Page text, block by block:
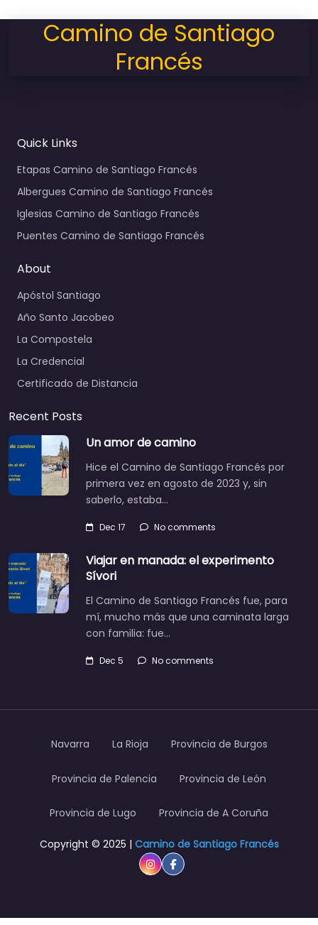
Camino de Santiago
Francés
Quick Links
Etapas Camino de Santiago Francés
Albergues Camino de Santiago Francés
Iglesias Camino de Santiago Francés
Puentes Camino de Santiago Francés
About
Apóstol Santiago
Año Santo Jacobeo
La Compostela
La Credencial
Certificado de Distancia
Recent Posts
Un amor de camino
Hice el Camino de Santiago Francés por
primera vez en agosto de 2023 y, sin
saberlo, estaba…
Dec 17 No comments
Viajar en manada: el experimento
Sívori
El Camino de Santiago Francés fue, para
mí, mucho más que una caminata larga
con familia: fue…
Dec 5 No comments
Navarra La Rioja Provincia de Burgos
Provincia de Palencia Provincia de León
Provincia de Lugo Provincia de A Coruña
Copyright © 2025 | Camino de Santiago Francés